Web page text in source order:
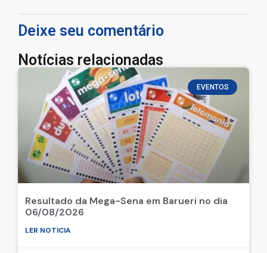
Deixe seu comentário
Notícias relacionadas
EVENTOS
Resultado da Mega-Sena em Barueri no dia
06/08/2026
LER NOTICIA